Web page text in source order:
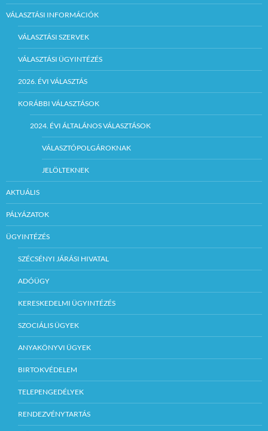
VÁLASZTÁSI INFORMÁCIÓK
VÁLASZTÁSI SZERVEK
VÁLASZTÁSI ÜGYINTÉZÉS
2026. ÉVI VÁLASZTÁS
KORÁBBI VÁLASZTÁSOK
2024. ÉVI ÁLTALÁNOS VÁLASZTÁSOK
VÁLASZTÓPOLGÁROKNAK
JELÖLTEKNEK
AKTUÁLIS
PÁLYÁZATOK
ÜGYINTÉZÉS
SZÉCSÉNYI JÁRÁSI HIVATAL
ADÓÜGY
KERESKEDELMI ÜGYINTÉZÉS
SZOCIÁLIS ÜGYEK
ANYAKÖNYVI ÜGYEK
BIRTOKVÉDELEM
TELEPENGEDÉLYEK
RENDEZVÉNYTARTÁS